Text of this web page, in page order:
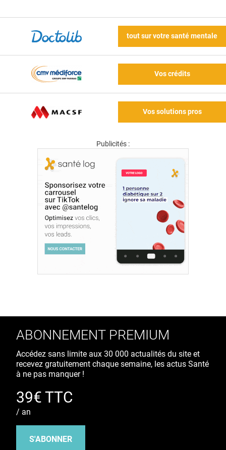
tout sur votre santé mentale
Vos crédits
Vos solutions pros
Publicités :
ABONNEMENT PREMIUM
Accédez sans limite aux 30 000 actualités du site et
recevez gratuitement chaque semaine, les actus Santé
à ne pas manquer !
39€ TTC
/ an
S'ABONNER